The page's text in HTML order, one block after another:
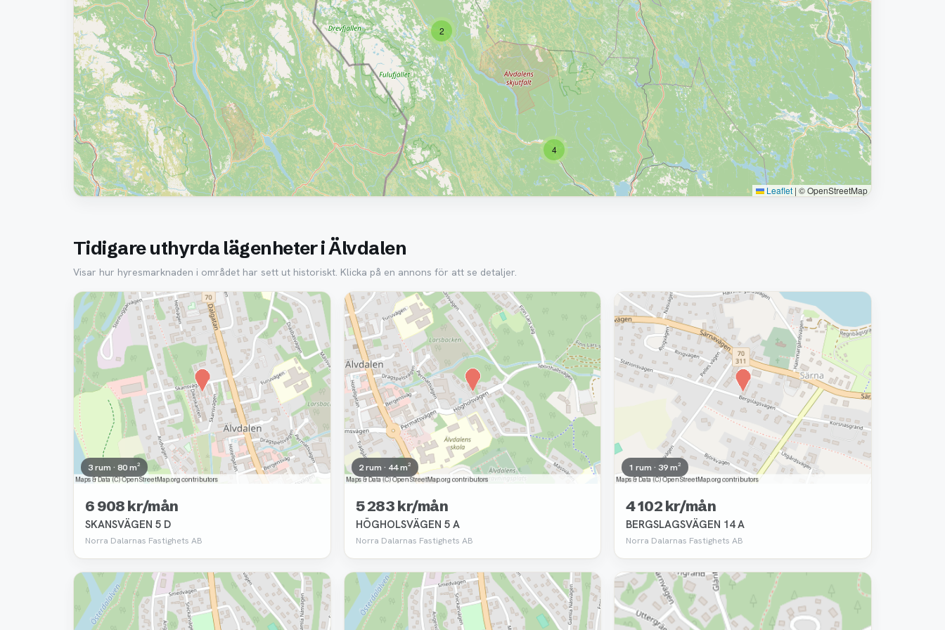
2
4
Leaflet | © OpenStreetMap
Tidigare uthyrda lägenheter i Älvdalen
Visar hur hyresmarknaden i området har sett ut historiskt. Klicka på en annons för att se detaljer.
Borttagen
3 rum · 80 m²
6 908 kr/mån
SKANSVÄGEN 5 D
Norra Dalarnas Fastighets AB
Borttagen
2 rum · 44 m²
5 283 kr/mån
HÖGHOLSVÄGEN 5 A
Norra Dalarnas Fastighets AB
Borttagen
1 rum · 39 m²
4 102 kr/mån
BERGSLAGSVÄGEN 14 A
Norra Dalarnas Fastighets AB
Borttagen Borttagen Borttagen